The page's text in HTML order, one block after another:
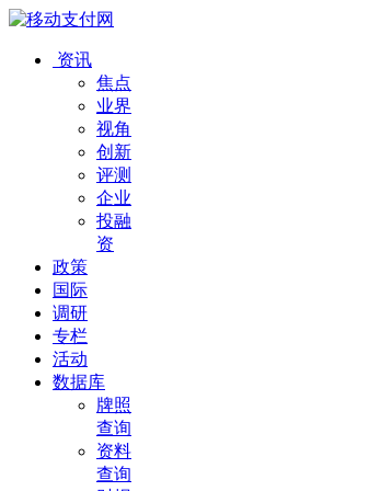
资讯
焦点
业界
视角
创新
评测
企业
投融
资
政策
国际
调研
专栏
活动
数据库
牌照
查询
资料
查询